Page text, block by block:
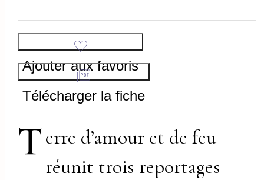
Ajouter aux favoris
Télécharger la fiche
Terre d’amour et de feu
réunit trois reportages